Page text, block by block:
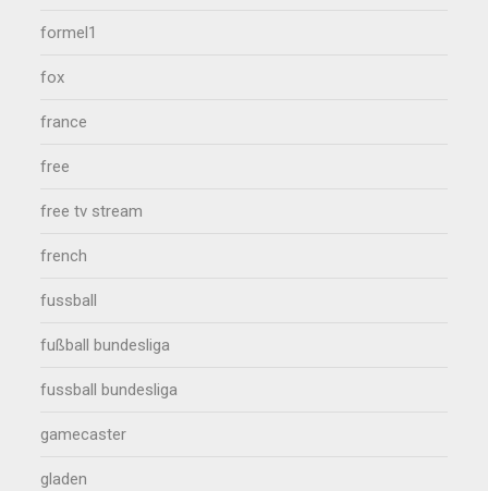
formel1
fox
france
free
free tv stream
french
fussball
fußball bundesliga
fussball bundesliga
gamecaster
gladen